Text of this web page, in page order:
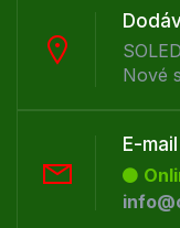
Nové
E-mail